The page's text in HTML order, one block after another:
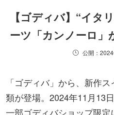
【ゴディバ】“イタ
ーツ「カンノーロ」
公開：
「ゴディバ」から、新作
類が登場。2024年11月13
一部ゴディバショップ限